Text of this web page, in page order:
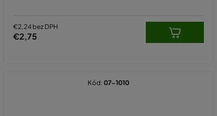
€2,24 bez DPH
€2,75
Kód:07-1010